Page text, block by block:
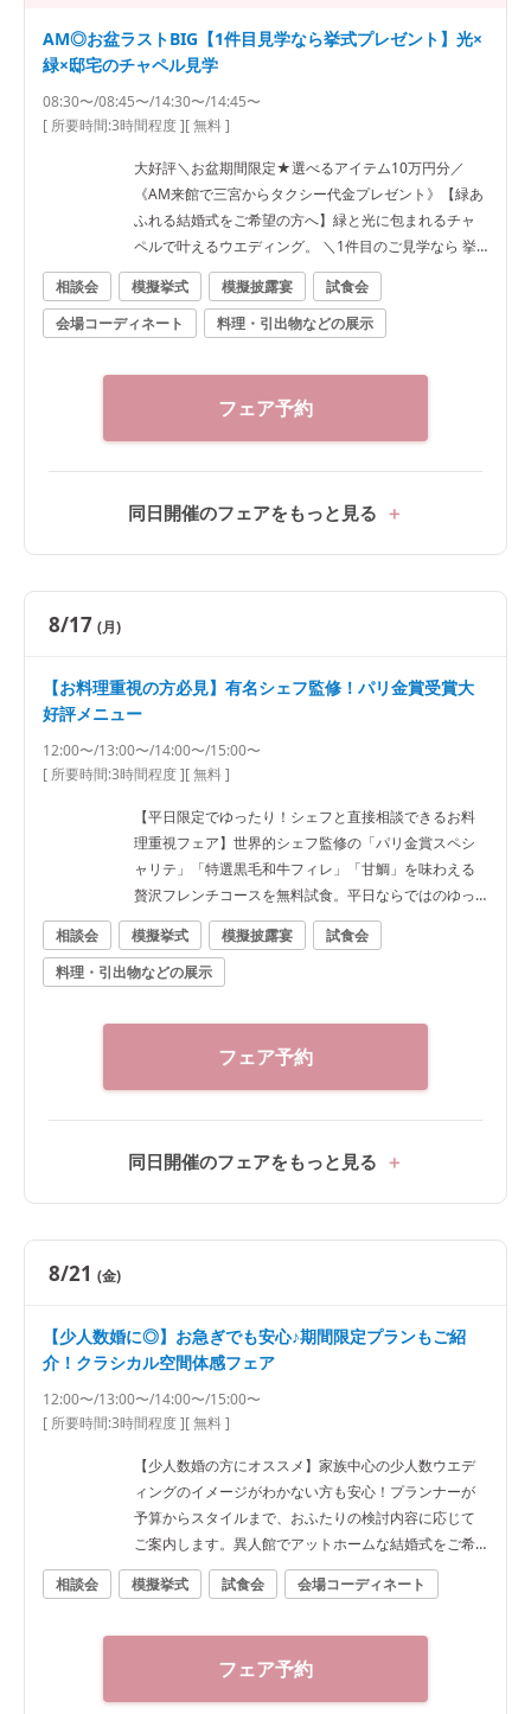
AM◎お盆ラストBIG【1件目見学なら挙式プレゼント】光×
緑×邸宅のチャペル見学
08:30〜/08:45〜/14:30〜/14:45〜
[ 所要時間:3時間程度][ 無料 ]
大好評＼お盆期間限定★選べるアイテム10万円分／
《AM来館で三宮からタクシー代金プレゼント》【緑あ
ふれる結婚式をご希望の方へ】緑と光に包まれるチャ
ペルで叶えるウエディング。 ＼1件目のご見学なら 挙
式料20万円分プレゼント★／ 経験豊富なプランナー
が、おふたりならではのご結婚式をご提案します。 ■
来館特典 ・ご来館時タクシー料金（※AM限定） ・2万
万円分ご優待（※1件目見学限定） ■成約特典 ・ドレス
最大30％OFF ・アイテム特典（※時期・人数により異
相談会 模擬挙式 模擬披露宴
試食会
会場コーディネート
料理・引出物などの展示
フェア予約
同日開催のフェアをもっと見る
8/17 (月)
【お料理重視の方必見】有名シェフ監修！パリ金賞受賞大
好評メニュー
12:00〜/13:00〜/14:00〜/15:00〜
[ 所要時間:3時間程度][ 無料 ]
【平日限定でゆったり！シェフと直接相談できるお料
理重視フェア】世界的シェフ監修の「パリ金賞スペシ
ャリテ」「特選黒毛和牛フィレ」「甘鯛」を味わえる
贅沢フレンチコースを無料試食。平日ならではのゆっ
たりとした見学と、シェフへ直接相談できる人気フェ
アです。さらに平日限定の料理10万円分特典をご用意
しております。 ■ピックアップフェア内容 ・2万円相
「パリパリの鯛の鱗焼き」「とろける特選黒毛和牛フ
ィレ」「パティシエ特製スイーツ」をご試食。口コミ
直接ご相談いただけます。お料理でおもてなしを大切
り会場見学 平日ならではの落ち着いた雰囲気の中、非
理を重視した結婚式をご希望のおふたりへ最適なご提
案をいたします。
相談会 模擬挙式 模擬披露宴
試食会
料理・引出物などの展示
フェア予約
同日開催のフェアをもっと見る
8/21 (金)
【少人数婚に◎】お急ぎでも安心♪期間限定プランもご紹
介！クラシカル空間体感フェア
12:00〜/13:00〜/14:00〜/15:00〜
[ 所要時間:3時間程度][ 無料 ]
【少人数婚の方にオススメ】家族中心の少人数ウエデ
ィングのイメージがわかない方も安心！プランナーが
予算からスタイルまで、おふたりの検討内容に応じて
ご案内します。異人館でアットホームな結婚式をご希
望の方に！
相談会 模擬挙式 試食会 会場コーディネート
フェア予約